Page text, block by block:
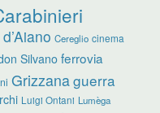
Cereglio cinema
Silvano ferrovia
Grizzanaguerra
Luigi Ontani Lumèga